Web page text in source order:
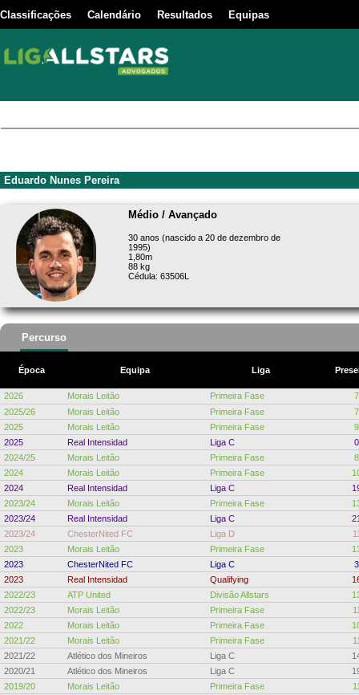
Classificações Calendário Resultados Equipas
Eduardo Nunes Pereira
Médio / Avançado
30 anos (nascido a 20 de dezembro de
1995)
1,80m
88 kg
Cédula: 63506L
Percurso
Época Equipa Liga
2026 Morais Leitão Primeira Fase
7
2025/26
Morais Leitão Primeira Fase
7
2025
Morais Leitão Primeira Fase
9
2025
Real Intensidad Liga C
0
2024/25
Morais Leitão Primeira Fase
8
2024
Morais Leitão Primeira Fase
2024
Real Intensidad Liga C
2023/24
Morais Leitão Primeira Fase
2023/24
Real Intensidad Liga C
2023/24
ChesterNited FC Liga D
2023
Morais Leitão Primeira Fase
2023
ChesterNited FC Liga C
3
2023
Real Intensidad Qualifying
2022/23
ATP United Divisão Allstars
2022/23
Morais Leitão Primeira Fase
2022
Morais Leitão Primeira Fase
2021/22
Morais Leitão Primeira Fase
2021/22
Atlético dos Mineiros Liga C
2020/21
Atlético dos Mineiros Liga C
2019/20
Morais Leitão Primeira Fase